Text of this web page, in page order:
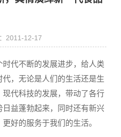
2011-12-17
代不断的发展进步，给人类
，无论是人们的生活还是生
代科技的发展，带动了各行
益蓬勃起来，同时还有新兴
好的服务于我们的生活。